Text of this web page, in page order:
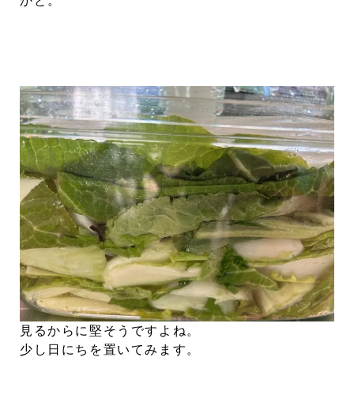
見るからに堅そうですよね。
少し日にちを置いてみます。